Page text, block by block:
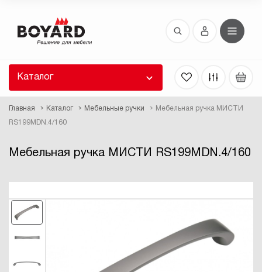
Каталог
Главная Каталог Мебельные ручки Мебельная ручка МИСТИ
RS199MDN.4/160
Мебельная ручка МИСТИ RS199MDN.4/160
Восстановление пароля
высланы вам по E-Mail.
ссылку для восстановления